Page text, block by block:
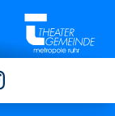
a